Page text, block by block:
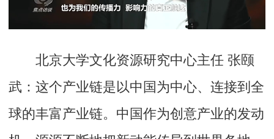
北京大学文化资源研究中心主任 张颐
武： 这个产业链是以中国为中心、连接到全
球的丰富产业链。中国作为创意产业的发动